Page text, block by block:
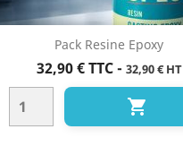
Pack Resine Epoxy
Prix
32,90 € TTC- 32,90 € HT
